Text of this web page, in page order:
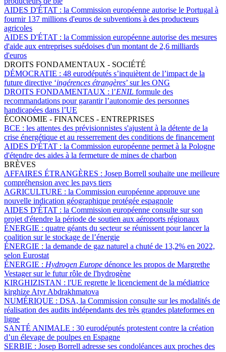
AIDES D'ÉTAT : la Commission européenne autorise le Portugal à
fournir 137 millions d'euros de subventions à des producteurs
agricoles
AIDES D'ÉTAT : la Commission européenne autorise des mesures
d'aide aux entreprises suédoises d'un montant de 2,6 milliards
d'euros
DROITS FONDAMENTAUX - SOCIÉTÉ
DÉMOCRATIE : 48 eurodéputés s’inquiètent de l’impact de la
future directive ‘ingérences étrangères’ sur les ONG
DROITS FONDAMENTAUX : l’ENIL formule des
recommandations pour garantir l’autonomie des personnes
handicapées dans l’UE
ÉCONOMIE - FINANCES - ENTREPRISES
BCE : les attentes des prévisionnistes s'ajustent à la détente de la
crise énergétique et au resserrement des conditions de financement
AIDES D'ÉTAT : la Commission européenne permet à la Pologne
d'étendre des aides à la fermeture de mines de charbon
BRÈVES
AFFAIRES ÉTRANGÈRES : Josep Borrell souhaite une meilleure
compréhension avec les pays tiers
AGRICULTURE : la Commission européenne approuve une
nouvelle indication géographique protégée espagnole
AIDES D'ÉTAT : la Commission européenne consulte sur son
projet d'étendre la période de soutien aux aéroports régionaux
ÉNERGIE : quatre géants du secteur se réunissent pour lancer la
coalition sur le stockage de l’énergie
ÉNERGIE : la demande de gaz naturel a chuté de 13,2% en 2022,
selon Eurostat
ÉNERGIE : Hydrogen Europe dénonce les propos de Margrethe
Vestager sur le futur rôle de l'hydrogène
KIRGHIZISTAN : l'UE regrette le licenciement de la médiatrice
kirghize Atyr Abdrakhmatova
NUMÉRIQUE : DSA, la Commission consulte sur les modalités de
réalisation des audits indépendants des très grandes plateformes en
ligne
SANTÉ ANIMALE : 30 eurodéputés protestent contre la création
d’un élevage de poulpes en Espagne
SERBIE : Josep Borrell adresse ses condoléances aux proches des